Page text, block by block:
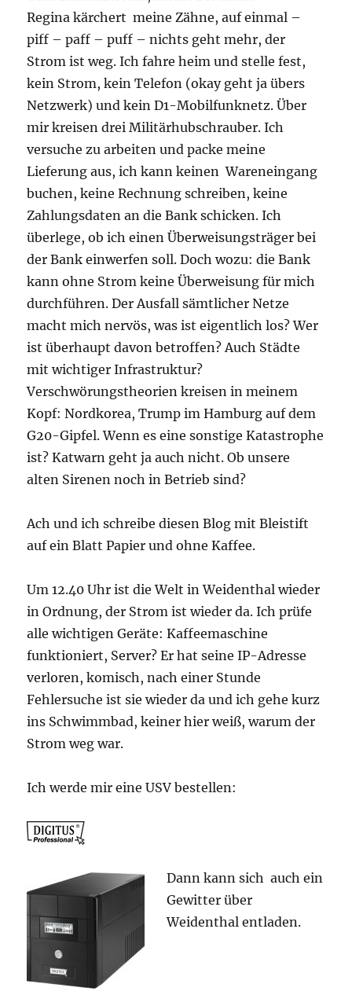
Mitte
Berlin
Regina kärchert meine Zähne, auf einmal –
piff – paff – puff – nichts geht mehr, der
Strom ist weg. Ich fahre heim und stelle fest,
kein Strom, kein Telefon (okay geht ja übers
Netzwerk) und kein D1-Mobilfunknetz. Über
mir kreisen drei Militärhubschrauber. Ich
versuche zu arbeiten und packe meine
Lieferung aus, ich kann keinen Wareneingang
buchen, keine Rechnung schreiben, keine
Zahlungsdaten an die Bank schicken. Ich
überlege, ob ich einen Überweisungsträger bei
der Bank einwerfen soll. Doch wozu: die Bank
kann ohne Strom keine Überweisung für mich
durchführen. Der Ausfall sämtlicher Netze
macht mich nervös, was ist eigentlich los? Wer
ist überhaupt davon betroffen? Auch Städte
mit wichtiger Infrastruktur?
Verschwörungstheorien kreisen in meinem
Kopf: Nordkorea, Trump im Hamburg auf dem
G20-Gipfel. Wenn es eine sonstige Katastrophe
ist? Katwarn geht ja auch nicht. Ob unsere
alten Sirenen noch in Betrieb sind?
Ach und ich schreibe diesen Blog mit Bleistift
auf ein Blatt Papier und ohne Kaffee.
Um 12.40 Uhr ist die Welt in Weidenthal wieder
in Ordnung, der Strom ist wieder da. Ich prüfe
alle wichtigen Geräte: Kaffeemaschine
funktioniert, Server? Er hat seine IP-Adresse
verloren, komisch, nach einer Stunde
Fehlersuche ist sie wieder da und ich gehe kurz
ins Schwimmbad, keiner hier weiß, warum der
Strom weg war.
Ich werde mir eine USV bestellen:
Dann kann sich auch ein
Gewitter über
Weidenthal entladen.